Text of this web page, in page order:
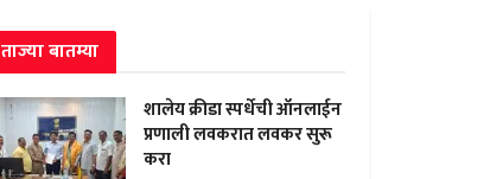
ताज्या बातम्या
शालेय क्रीडा स्पर्धेची ऑनलाईन
प्रणाली लवकरात लवकर सुरू
करा